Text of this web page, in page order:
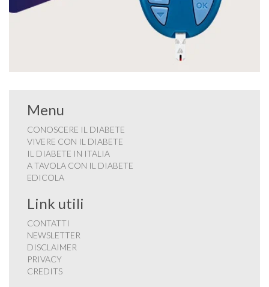
Menu
CONOSCERE IL DIABETE
VIVERE CON IL DIABETE
IL DIABETE IN ITALIA
A TAVOLA CON IL DIABETE
EDICOLA
Link utili
CONTATTI
NEWSLETTER
DISCLAIMER
PRIVACY
CREDITS